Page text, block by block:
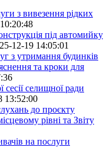
з вивезення рідких
під автомийку
12-19 14:05:01
з утримання будинків
та кроки для
сесії селищної ради
13:52:00
до проєкту
рівні та Звіту
на послуги